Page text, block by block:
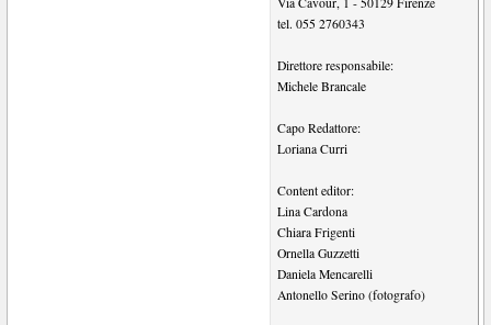
tel. 055 2760343
Direttore responsabile:
Michele Brancale
Capo Redattore:
Loriana Curri
Content editor:
Lina Cardona
Chiara Frigenti
Ornella Guzzetti
Daniela Mencarelli
Antonello Serino (fotografo)